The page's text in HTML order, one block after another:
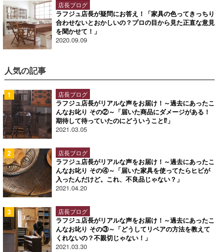
店長ブログ
ラフジュ店長が疑問にお答え！「家具の色ってきっちり
合わせないとおかしいの？プロの目から見た正直な意見
を聞かせて！」
2020.09.09
人気の記事
店長ブログ
ラフジュ店長がリアルな声をお届け！～過去にあったこ
んなお叱り その②～「届いた商品にダメージがある！
期待して待っていたのにどういうこと⁉」
2021.03.05
店長ブログ
ラフジュ店長がリアルな声をお届け！～過去にあったこ
んなお叱り その④～「届いた家具を使ってたらヒビが
入ったんだけど。これ、不良品じゃない？」
2021.04.20
店長ブログ
ラフジュ店長がリアルな声をお届け！～過去にあったこ
んなお叱り その③～「どうしてリペアの方法を教えて
くれないの？不親切じゃない！」
2021.03.30